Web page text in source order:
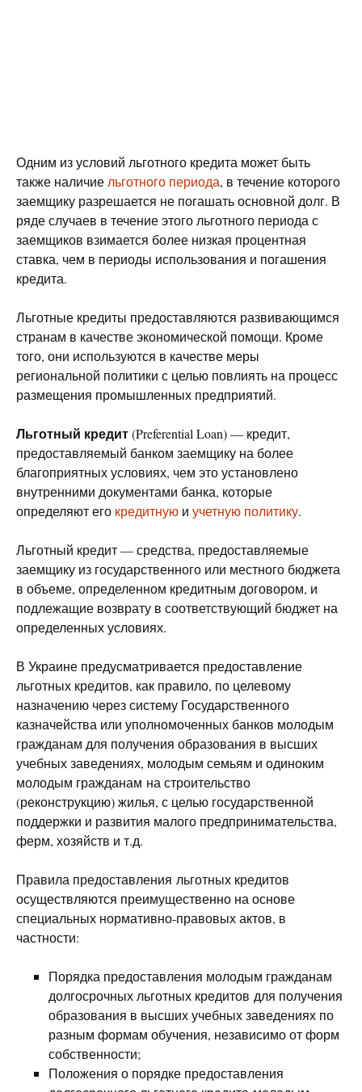
Одним из условий льготного кредита может быть
также наличие льготного периода, в течение которого
заемщику разрешается не погашать основной долг. В
ряде случаев в течение этого льготного периода с
заемщиков взимается более низкая процентная
ставка, чем в периоды использования и погашения
кредита.
Льготные кредиты предоставляются развивающимся
странам в качестве экономической помощи. Кроме
того, они используются в качестве меры
региональной политики с целью повлиять на процесс
размещения промышленных предприятий.
Льготный кредит(Preferential Loan) — кредит,
предоставляемый банком заемщику на более
благоприятных условиях, чем это установлено
внутренними документами банка, которые
определяют его кредитную и учетную политику.
Льготный кредит — средства, предоставляемые
заемщику из государственного или местного бюджета
в объеме, определенном кредитным договором, и
подлежащие возврату в соответствующий бюджет на
определенных условиях.
В Украине предусматривается предоставление
льготных кредитов, как правило, по целевому
назначению через систему Государственного
казначейства или уполномоченных банков молодым
гражданам для получения образования в высших
учебных заведениях, молодым семьям и одиноким
молодым гражданам на строительство
(реконструкцию) жилья, с целью государственной
поддержки и развития малого предпринимательства,
ферм, хозяйств и т.д.
Правила предоставления льготных кредитов
осуществляются преимущественно на основе
специальных нормативно-правовых актов, в
частности:
Порядка предоставления молодым гражданам
долгосрочных льготных кредитов для получения
образования в высших учебных заведениях по
разным формам обучения, независимо от форм
собственности;
Положения о порядке предоставления